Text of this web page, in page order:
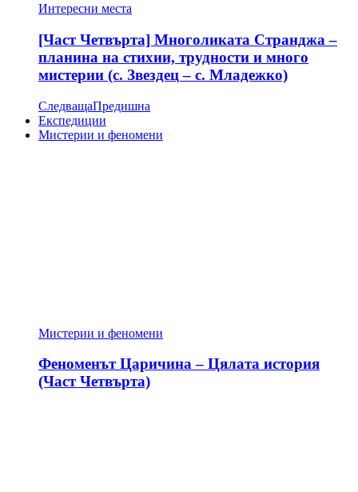
Интересни места
[Част Четвърта] Многоликата Странджа –
планина на стихии, трудности и много
мистерии (с. Звездец – с. Младежко)
СледващаПредишна
Експедиции
Мистерии и феномени
Мистерии и феномени
Феноменът Царичина – Цялата история
(Част Четвърта)